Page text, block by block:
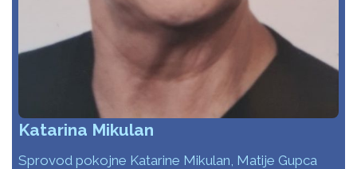
Katarina Mikulan
Sprovod pokojne Katarine Mikulan, Matije Gupca